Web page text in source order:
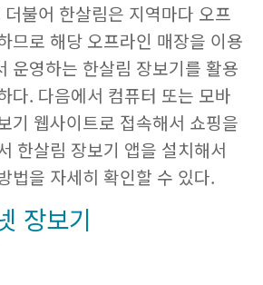
불어 한살림은 지역마다 오프
므로 해당 오프라인 매장을 이용
운영하는 한살림 장보기를 활용
다. 다음에서 컴퓨터 또는 모바
기 웹사이트로 접속해서 쇼핑을
한살림 장보기 앱을 설치해서
법을 자세히 확인할 수 있다.
장보기